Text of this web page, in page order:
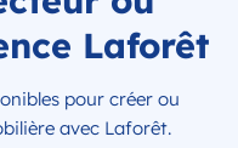
Laforêt
pour créer ou
avec Laforêt.